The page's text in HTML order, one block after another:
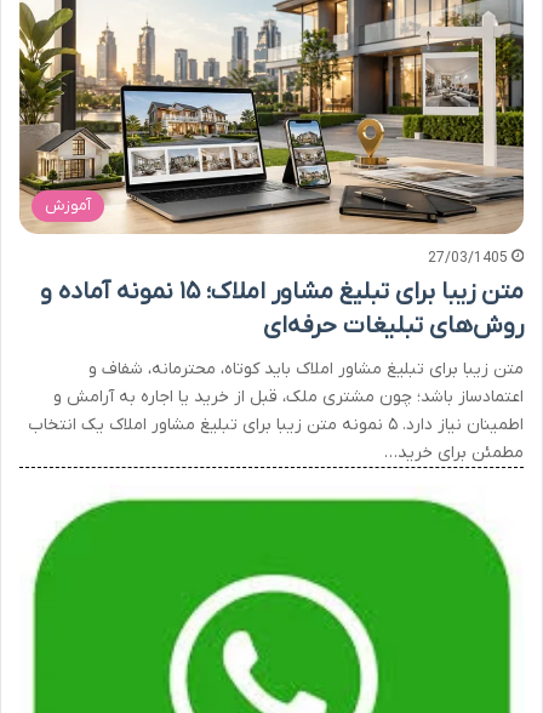
آموزش
27/03/1405
متن زیبا برای تبلیغ مشاور املاک؛ ۱۵ نمونه آماده و
روش‌های تبلیغات حرفه‌ای
متن زیبا برای تبلیغ مشاور املاک باید کوتاه، محترمانه، شفاف و
اعتمادساز باشد؛ چون مشتری ملک، قبل از خرید یا اجاره به آرامش و
اطمینان نیاز دارد. ۵ نمونه متن زیبا برای تبلیغ مشاور املاک یک انتخاب
مطمئن برای خرید…